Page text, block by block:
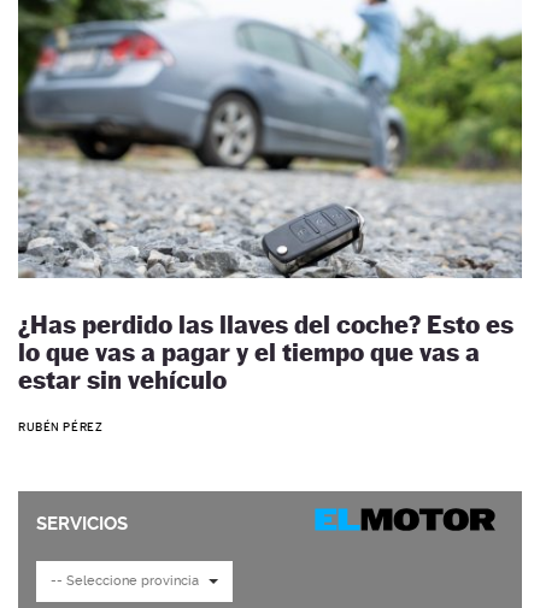
¿Has perdido las llaves del coche? Esto es
lo que vas a pagar y el tiempo que vas a
estar sin vehículo
RUBÉN PÉREZ